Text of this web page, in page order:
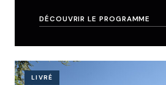
DÉCOUVRIR LE PROGRAMME
LIVRÉ